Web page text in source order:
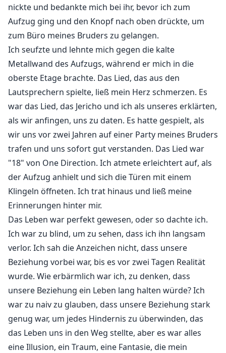
irgendjemanden verloren hat; sie hat sie an einen der
besten Freunde ihres älteren Bruders, Alexander
Storm, verloren.
Wenn es etwas gab, bei dem sich Alexander Storm
sicher war, dann war es, dass er sich mit 27 Jahren
nicht niederlassen wollte, nur damit seine Mutter ihm
nicht mehr wegen seines Single-Daseins auf die
Nerven ging. Aber als er neben der kleinen Schwester
seines besten Freundes aufwacht - die dann schreiend
aus seinem Penthouse rennt - kann er nicht anders,
als Katerina nicht mehr als das Teenager-Mädchen zu
sehen, das er vor fünf Jahren kennengelernt hat. Er
erkennt, dass sie auf ihre eigene Weise einzigartig ist.
Als ein kleiner Unfall - buchstäblich - sie wieder
zusammenbringt, können sie nicht anders, als zu
bemerken, dass sie das Beste und das Schlechteste in
einander hervorbringen. Katerina erkennt, dass diese
ganze Situation aus einem einzigen Grund begonnen
hat: Es begann alles mit einem One-Night-Stand mit
dem besten Freund ihres Bruders und CEO, und jetzt
erwartet sie sein Kind.
nickte und bedankte mich bei ihr, bevor ich zum
Aufzug ging und den Knopf nach oben drückte, um
zum Büro meines Bruders zu gelangen.
Ich seufzte und lehnte mich gegen die kalte
Metallwand des Aufzugs, während er mich in die
oberste Etage brachte. Das Lied, das aus den
Lautsprechern spielte, ließ mein Herz schmerzen. Es
war das Lied, das Jericho und ich als unseres erklärten,
als wir anfingen, uns zu daten. Es hatte gespielt, als
wir uns vor zwei Jahren auf einer Party meines Bruders
trafen und uns sofort gut verstanden. Das Lied war
"18" von One Direction. Ich atmete erleichtert auf, als
der Aufzug anhielt und sich die Türen mit einem
Klingeln öffneten. Ich trat hinaus und ließ meine
Erinnerungen hinter mir.
Das Leben war perfekt gewesen, oder so dachte ich.
Ich war zu blind, um zu sehen, dass ich ihn langsam
verlor. Ich sah die Anzeichen nicht, dass unsere
Beziehung vorbei war, bis es vor zwei Tagen Realität
wurde. Wie erbärmlich war ich, zu denken, dass
unsere Beziehung ein Leben lang halten würde? Ich
war zu naiv zu glauben, dass unsere Beziehung stark
genug war, um jedes Hindernis zu überwinden, das
das Leben uns in den Weg stellte, aber es war alles
eine Illusion, ein Traum, eine Fantasie, die mein